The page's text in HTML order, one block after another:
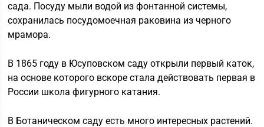
сада. Посуду мыли водой из фонтанной системы,
сохранилась посудомоечная раковина из черного
мрамора.
В 1865 году в Юсуповском саду открыли первый каток,
на основе которого вскоре стала действовать первая в
России школа фигурного катания.
В Ботаническом саду есть много интересных растений.